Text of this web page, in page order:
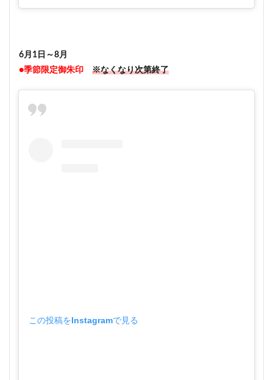
6月1日～8月
●季節限定御朱印
※なくなり次第終了
この投稿をInstagramで見る